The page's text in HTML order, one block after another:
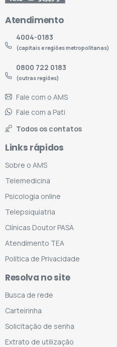
Atendimento
4004-0183
(capitais e regiões metropolitanas)
0800 722 0183
(outras regiões)
Fale com o AMS
Fale com a Pati
Todos os contatos
Links rápidos
Sobre o AMS
Telemedicina
Psicologia online
Telepsiquiatria
Clínicas Doutor PASA
Atendimento TEA
Política de Privacidade
Resolva no site
Busca de rede
Carteirinha
Solicitação de senha
Extrato de utilização